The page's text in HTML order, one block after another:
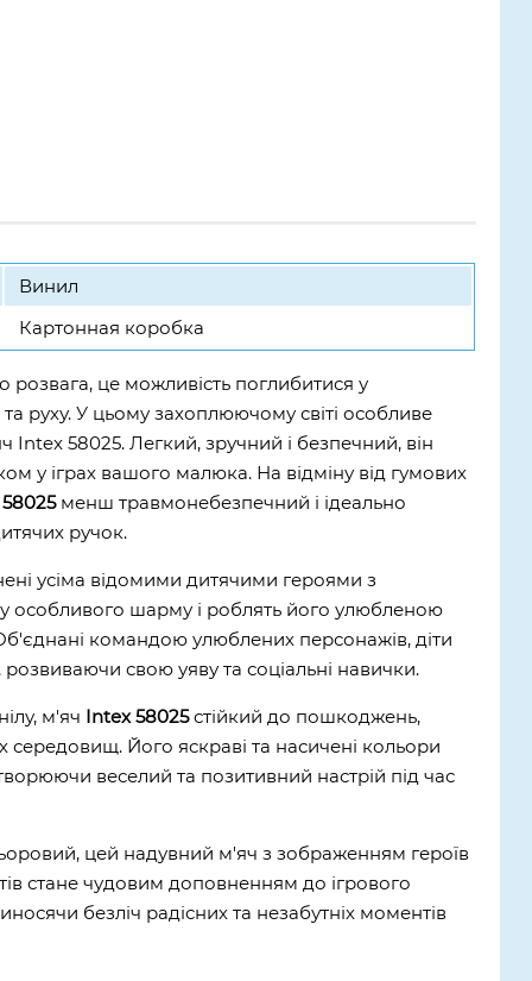
Винил
Картонная коробка
розвага, це можливість поглибитися у
руху. У цьому захоплюючому світі особливе
Intex 58025. Легкий, зручний і безпечний, він
у іграх вашого малюка. На відміну від гумових
менш травмонебезпечний і ідеально
ручок.
усіма відомими дитячими героями з
особливого шарму і роблять його улюбленою
командою улюблених персонажів, діти
свою уяву та соціальні навички.
м'яч Intex 58025стійкий до пошкоджень,
середовищ. Його яскраві та насичені кольори
веселий та позитивний настрій під час
цей надувний м'яч з зображенням героїв
стане чудовим доповненням до ігрового
безліч радісних та незабутніх моментів